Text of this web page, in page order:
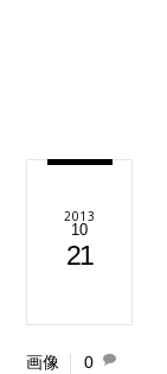
2013
10
21
画像
0